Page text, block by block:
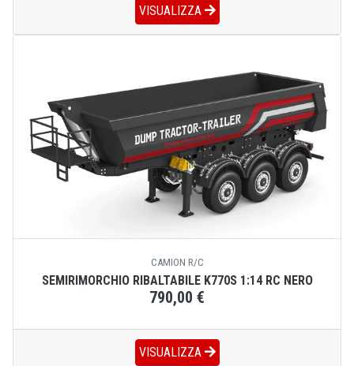
VISUALIZZA
CAMION R/C
SEMIRIMORCHIO RIBALTABILE K770S 1:14 RC NERO
790,00 €
VISUALIZZA